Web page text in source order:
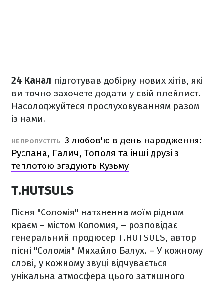
24 Канал підготував добірку нових хітів, які
ви точно захочете додати у свій плейлист.
Насолоджуйтеся прослуховуванням разом
із нами.
НЕ ПРОПУСТІТЬ З любов'ю в день народження:
Руслана, Галич, Тополя та інші друзі з
теплотою згадують Кузьму
T.HUTSULS
Пісня "Соломія" натхненна моїм рідним
краєм – містом Коломия, – розповідає
генеральний продюсер T.HUTSULS, автор
пісні "Соломія" Михайло Балух. – У кожному
слові, у кожному звуці відчувається
унікальна атмосфера цього затишного